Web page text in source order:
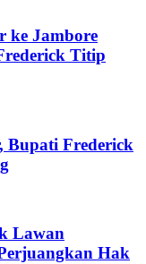
ke Jambore
Titip
Bupati Frederick
Lawan
Hak